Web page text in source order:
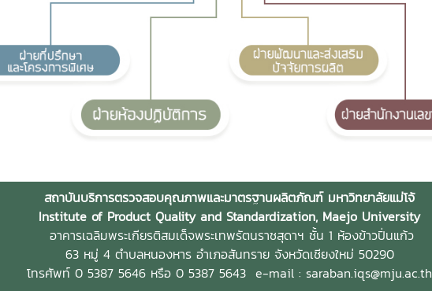
สถาบันบริการตรวจสอบคุณภาพและมาตรฐานผลิตภัณฑ์ มหาวิทยาลัยแม่โจ้
Institute of Product Quality and Standardization, Maejo University
อาคารเฉลิมพระเกียรติสมเด็จพระเทพรัตนราชสุดาฯ ชั้น 1 ห้องข้าวปิ่นแก้ว
63 หมู่ 4 ตำบลหนองหาร อำเภอสันทราย จังหวัดเชียงใหม่ 50290
โทรศัพท์ 0 5387 5646 หรือ 0 5387 5643 e-mail : saraban.iqs@mju.ac.th